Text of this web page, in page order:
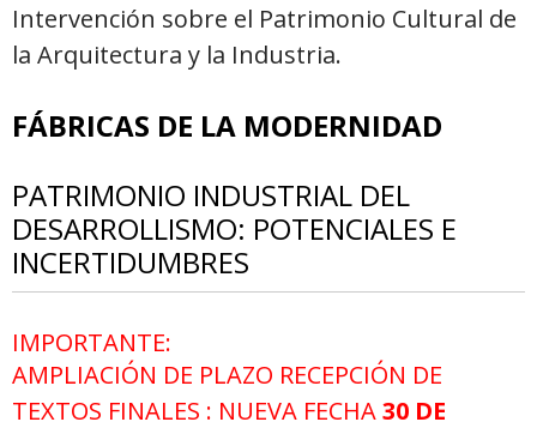
Intervención sobre el Patrimonio Cultural de
la Arquitectura y la Industria.
FÁBRICAS DE LA MODERNIDAD
PATRIMONIO INDUSTRIAL DEL
DESARROLLISMO: POTENCIALES E
INCERTIDUMBRES
IMPORTANTE:
AMPLIACIÓN DE PLAZO RECEPCIÓN DE
TEXTOS FINALES : NUEVA FECHA30 DE